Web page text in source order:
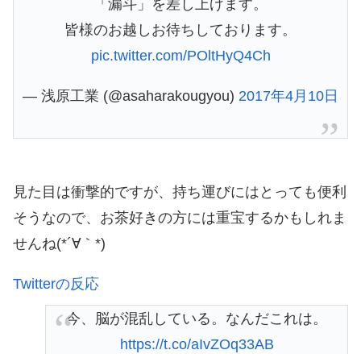
「漏斗」を差し上げます。
皆様のお越しお待ちしております。
pic.twitter.com/POltHyQ4Ch
— 浅原工業 (@asaharakougyou) 2017年4月10日
見た目は衝撃的ですが、持ち運びにはとっても便利
そうなので、お茶好きの方には重宝するかもしれま
せんね(*´∀｀*)
Twitterの反応
今、脳が混乱している。なんだこれは。
https://t.co/aIvZOq33AB